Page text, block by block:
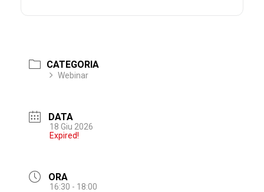
CATEGORIA
Webinar
DATA
18 Giu 2026
Expired!
ORA
16:30 - 18:00